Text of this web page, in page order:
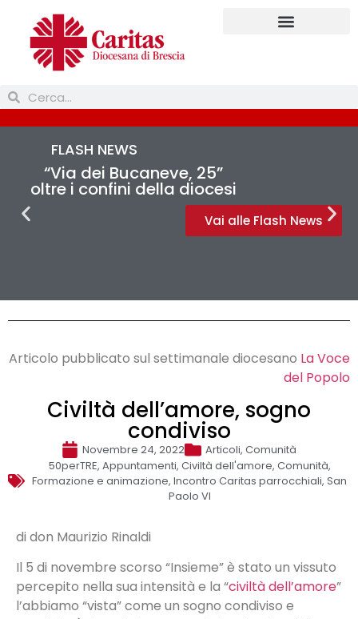
FLASH NEWS
“Via dei Bucaneve, 25”
oltre i confini della diocesi
Vai alle Flash News
Articolo pubblicato sul settimanale diocesano La Voce
del Popolo
Civiltà dell’amore, sogno
condiviso
Novembre 24, 2022 Articoli, Comunità
50perTRE, Appuntamenti, Civiltà dell'amore, Comunità,
Formazione e animazione, Incontro Caritas parrocchiali, San
Paolo VI
di don Maurizio Rinaldi
Il 5 di novembre scorso “Insieme” è stato un vissuto
percepito nella sua intensità e la “civiltà dell’amore”
l’abbiamo “vista” come un sogno condiviso e